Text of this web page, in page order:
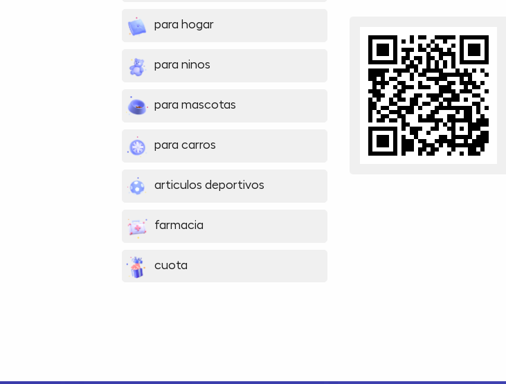
para hogar
para ninos
para mascotas
para carros
articulos deportivos
farmacia
cuota